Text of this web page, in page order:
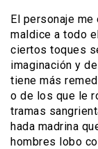
El personaje me
maldice a todo
ciertos toques
imaginación y
tiene más
o de los que le
tramas
hada madrina
hombres lobo